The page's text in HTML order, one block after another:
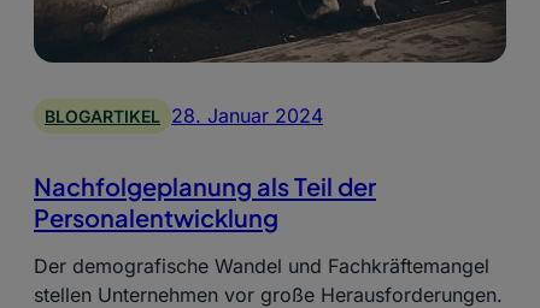
BLOGARTIKEL 28. Januar 2024
Nachfolgeplanung als Teil der
Personalentwicklung
Der demografische Wandel und Fachkräftemangel
stellen Unternehmen vor große Herausforderungen.